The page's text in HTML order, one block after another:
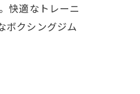
快適なトレーニ
ボクシングジム